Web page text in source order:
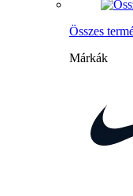
Összes
Márkák